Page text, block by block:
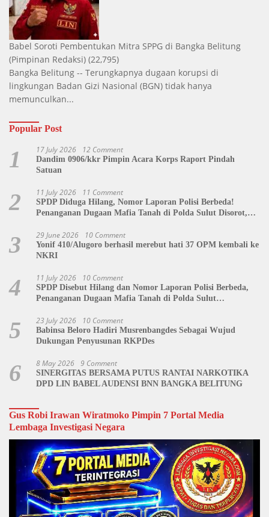
Babel Soroti Pembentukan Mitra SPPG di Bangka Belitung
(Pimpinan Redaksi) (22,795)
Bangka Belitung -- Terungkapnya dugaan korupsi di
lingkungan Badan Gizi Nasional (BGN) tidak hanya
memunculkan...
Popular Post
1 17 July 2026 12 Comment
Dandim 0906/kkr Pimpin Acara Korps Raport Pindah
Satuan
2 11 July 2026 11 Comment
SPDP Diduga Hilang, Nomor Laporan Polisi Berbeda!
Penanganan Dugaan Mafia Tanah di Polda Sulut Disorot,
3 29 June 2026 10 Comment
Yonif 410/Alugoro berhasil merebut hati 37 OPM kembali ke
NKRI
4 11 July 2026 10 Comment
SPDP Disebut Hilang dan Nomor Laporan Polisi Berbeda,
Penanganan Dugaan Mafia Tanah di Polda Sulut
5 23 July 2026 10 Comment
Babinsa Beloro Hadiri Musrenbangdes Sebagai Wujud
Dukungan Penyusunan RKPDes
6 8 May 2026 9 Comment
SINERGITAS BERSAMA PUTUS RANTAI NARKOTIKA
DPD LIN BABEL AUDENSI BNN BANGKA BELITUNG
Gus Robi Irawan Wiratmoko Pimpin 7 Portal Media
Lembaga Investigasi Negara
Video
Player